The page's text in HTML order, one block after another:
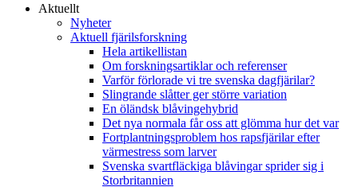
Aktuellt
Nyheter
Aktuell fjärilsforskning
Hela artikellistan
Om forskningsartiklar och referenser
Varför förlorade vi tre svenska dagfjärilar?
Slingrande slåtter ger större variation
En öländsk blåvingehybrid
Det nya normala får oss att glömma hur det var
Fortplantningsproblem hos rapsfjärilar efter
värmestress som larver
Svenska svartfläckiga blåvingar sprider sig i
Storbritannien